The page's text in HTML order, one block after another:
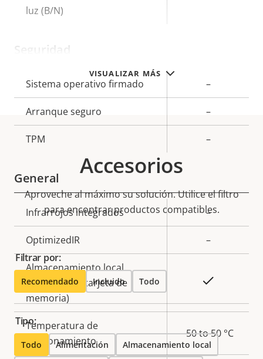
VISUALIZAR MÁS
luz (B/N)
Seguridad
Descripción
de
propiedad
Valor de
la
Sistema operativo firmado –
Arranque seguro –
TPM –
General
Descripción
de
propiedad
Valor de
la
Infrarrojos integrados –
OptimizedIR –
Almacenamiento local
(ranura para tarjeta de
memoria)
Temperatura de
funcionamiento
-50 to 50 °C
Accesorios
Aproveche al máximo su solución. Utilice el filtro
para encontrar productos compatibles.
Filtrar por:
Recomendado Incluido Todo
Tipo:
Todo Alimentación Almacenamiento local